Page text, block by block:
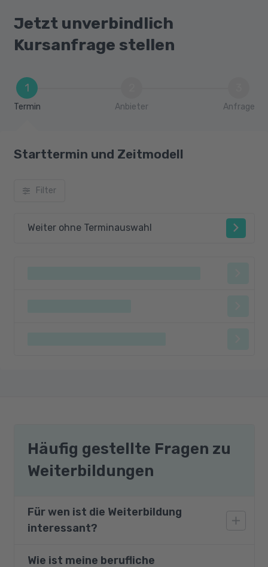
Jetzt unverbindlich
Kursanfrage stellen
1
Termin Anbieter Anfrage
Starttermin und Zeitmodell
Filter
Weiter ohne Terminauswahl
Häufig gestellte Fragen zu
Weiterbildungen
Für wen ist die Weiterbildung
interessant?
Dieser Vorbereitungskurs richtet sich an
Wie ist meine berufliche